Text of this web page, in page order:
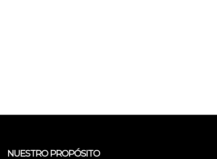
NUESTRO PROPÓSITO